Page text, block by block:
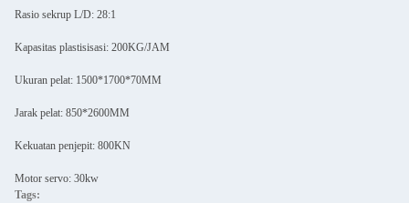
Rasio sekrup L/D: 28:1
Kapasitas plastisisasi: 200KG/JAM
Ukuran pelat: 1500*1700*70MM
Jarak pelat: 850*2600MM
Kekuatan penjepit: 800KN
Motor servo: 30kw
Tags: